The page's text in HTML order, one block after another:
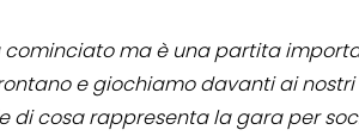
ma è una partita
e giochiamo davanti ai nostri
di cosa rappresenta la gara per